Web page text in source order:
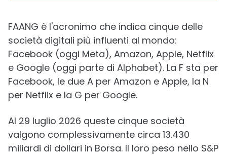
FAANG è l'acronimo che indica cinque delle
società digitali più influenti al mondo:
Facebook (oggi Meta), Amazon, Apple, Netflix
e Google (oggi parte di Alphabet). La F sta per
Facebook, le due A per Amazon e Apple, la N
per Netflix e la G per Google.
Al 29 luglio 2026 queste cinque società
valgono complessivamente circa 13.430
miliardi di dollari in Borsa. Il loro peso nello S&P